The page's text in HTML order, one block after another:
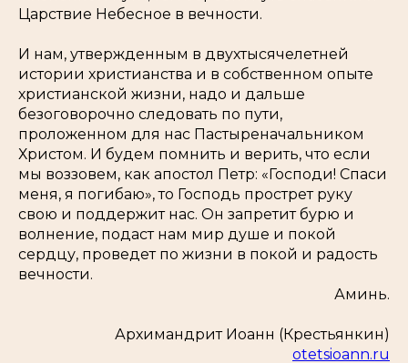
Царствие Небесное в вечности.
И нам, утвержденным в двухтысячелетней
истории христианства и в собственном опыте
христианской жизни, надо и дальше
безоговорочно следовать по пути,
проложенном для нас Пастыреначальником
Христом. И будем помнить и верить, что если
мы воззовем, как апостол Петр: «Господи! Спаси
меня, я погибаю», то Господь прострет руку
свою и поддержит нас. Он запретит бурю и
волнение, подаст нам мир душе и покой
сердцу, проведет по жизни в покой и радость
вечности.
Аминь.
Архимандрит Иоанн (Крестьянкин)
otetsioann.ru